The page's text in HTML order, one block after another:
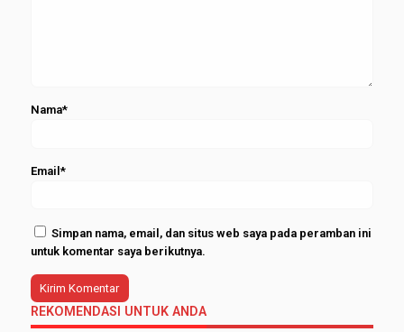
Nama*
Email*
Simpan nama, email, dan situs web saya pada peramban ini
untuk komentar saya berikutnya.
REKOMENDASI UNTUK ANDA